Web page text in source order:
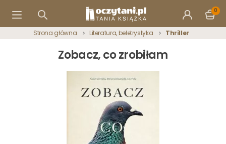
0
Strona główna Literatura, beletrystyka Thriller
Zobacz, co zrobiłam